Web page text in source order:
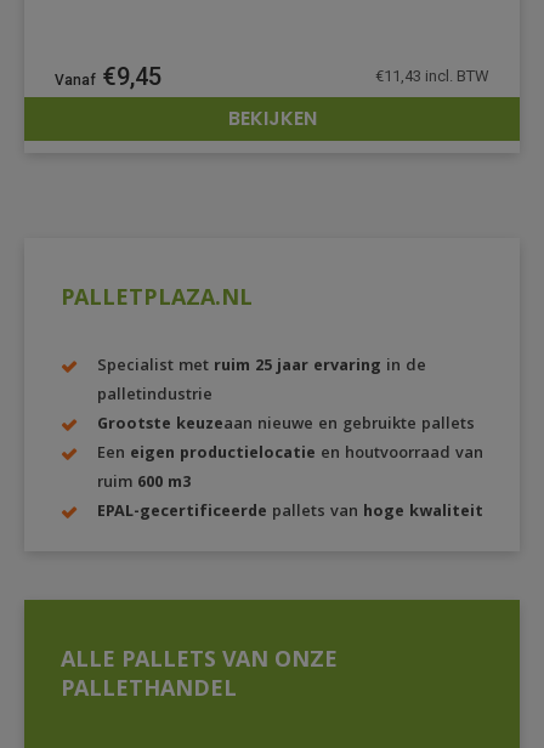
PALLETPLAZA.NL
Specialist met ruim 25 jaar ervaring in de
palletindustrie
Grootste keuzeaan nieuwe en gebruikte pallets
Een eigen productielocatie en houtvoorraad van
ruim 600 m3
EPAL-gecertificeerde pallets van hoge kwaliteit
ALLE PALLETS VAN ONZE
PALLETHANDEL
DETAILS
€9,45 €11,43 incl. BTW
BEKIJKEN